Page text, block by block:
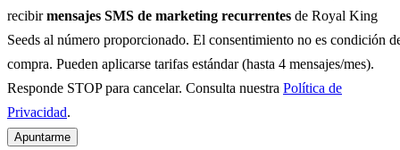
recibirmensajes SMS de marketing recurrentes de Royal King
Seeds al número proporcionado. El consentimiento no es condición
compra. Pueden aplicarse tarifas estándar (hasta 4 mensajes/mes).
Responde STOP para cancelar. Consulta nuestra Política de
Privacidad.
Apuntarme